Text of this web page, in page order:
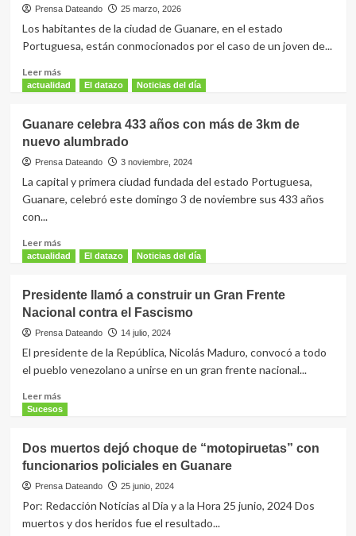
de
Guanare’
en
de
Prensa Dateando 25 marzo, 2026
Los habitantes de la ciudad de Guanare, en el estado
Portuguesa, están conmocionados por el caso de un joven de...
Leer másLeer
más
perverso
plan
que
terminó
un
conmocionó
a
actualidad El datazo Noticias del día
Guanare celebra 433 años con más de 3km de
nuevo alumbrado
Prensa Dateando 3 noviembre, 2024
La capital y primera ciudad fundada del estado Portuguesa,
Guanare, celebró este domingo 3 de noviembre sus 433 años
con...
Leer másLeer
más
celebra
433
años
con
de
de
actualidad El datazo Noticias del día
Presidente llamó a construir un Gran Frente
Nacional contra el Fascismo
Prensa Dateando 14 julio, 2024
El presidente de la República, Nicolás Maduro, convocó a todo
el pueblo venezolano a unirse en un gran frente nacional...
Leer másLeer
más
llamó
a
construir
un
Frente
Sucesos
Dos muertos dejó choque de “motopiruetas” con
funcionarios policiales en Guanare
Prensa Dateando 25 junio, 2024
Por: Redacción Noticias al Dia y a la Hora 25 junio, 2024 Dos
muertos y dos heridos fue el resultado...